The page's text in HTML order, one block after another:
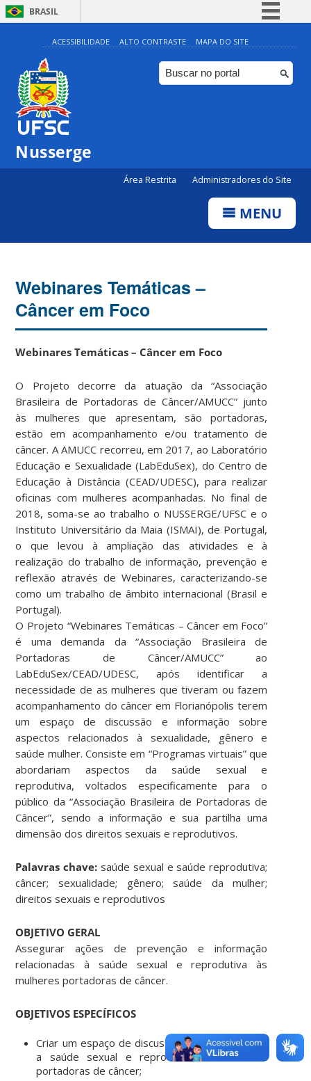
BRASIL
Simplifique!
Comunica BR
Participe
ACESSIBILIDADE ALTO CONTRASTE MAPA DO SITE
Nusserge
Área Restrita Administradores do Site
MENU
Webinares Temáticas –
Câncer em Foco
Webinares Temáticas – Câncer em Foco
O Projeto decorre da atuação da “Associação
Brasileira de Portadoras de Câncer/AMUCC” junto
às mulheres que apresentam, são portadoras,
estão em acompanhamento e/ou tratamento de
câncer. A AMUCC recorreu, em 2017, ao Laboratório
Educação e Sexualidade (LabEduSex), do Centro de
Educação à Distância (CEAD/UDESC), para realizar
oficinas com mulheres acompanhadas. No final de
2018, soma-se ao trabalho o NUSSERGE/UFSC e o
Instituto Universitário da Maia (ISMAI), de Portugal,
o que levou à ampliação das atividades e à
realização do trabalho de informação, prevenção e
reflexão através de Webinares, caracterizando-se
como um trabalho de âmbito internacional (Brasil e
Portugal).
O Projeto “Webinares Temáticas – Câncer em Foco”
é uma demanda da “Associação Brasileira de
Portadoras de Câncer/AMUCC” ao
LabEduSex/CEAD/UDESC, após identificar a
necessidade de as mulheres que tiveram ou fazem
acompanhamento do câncer em Florianópolis terem
um espaço de discussão e informação sobre
aspectos relacionados à sexualidade, gênero e
saúde mulher. Consiste em “Programas virtuais” que
abordariam aspectos da saúde sexual e
reprodutiva, voltados especificamente para o
público da “Associação Brasileira de Portadoras de
Câncer”, sendo a informação e sua partilha uma
dimensão dos direitos sexuais e reprodutivos.
Palavras chave: saúde sexual e saúde reprodutiva;
câncer; sexualidade; gênero; saúde da mulher;
direitos sexuais e reprodutivos
OBJETIVO GERAL
Assegurar ações de prevenção e informação
relacionadas à saúde sexual e reprodutiva às
mulheres portadoras de câncer.
OBJETIVOS ESPECÍFICOS
Criar um espaço de discussão e reflexão sobre
a saúde sexual e reprodutiva às mulheres
portadoras de câncer;